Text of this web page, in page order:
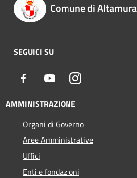
Comune di Altamura
SEGUICI SU
Facebook YoutubeInstagram
AMMINISTRAZIONE
Organi di Governo
Aree Amministrative
Uffici
Enti e fondazioni